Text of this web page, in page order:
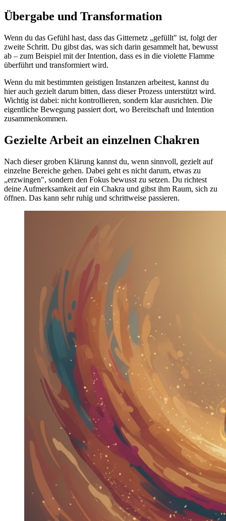
Übergabe und Transformation
Wenn du das Gefühl hast, dass das Gitternetz „gefüllt" ist, folgt der
zweite Schritt. Du gibst das, was sich darin gesammelt hat, bewusst
ab – zum Beispiel mit der Intention, dass es in die violette Flamme
überführt und transformiert wird.
Wenn du mit bestimmten geistigen Instanzen arbeitest, kannst du
hier auch gezielt darum bitten, dass dieser Prozess unterstützt wird.
Wichtig ist dabei: nicht kontrollieren, sondern klar ausrichten. Die
eigentliche Bewegung passiert dort, wo Bereitschaft und Intention
zusammenkommen.
Gezielte Arbeit an einzelnen Chakren
Nach dieser groben Klärung kannst du, wenn sinnvoll, gezielt auf
einzelne Bereiche gehen. Dabei geht es nicht darum, etwas zu
„erzwingen", sondern den Fokus bewusst zu setzen. Du richtest
deine Aufmerksamkeit auf ein Chakra und gibst ihm Raum, sich zu
öffnen. Das kann sehr ruhig und schrittweise passieren.